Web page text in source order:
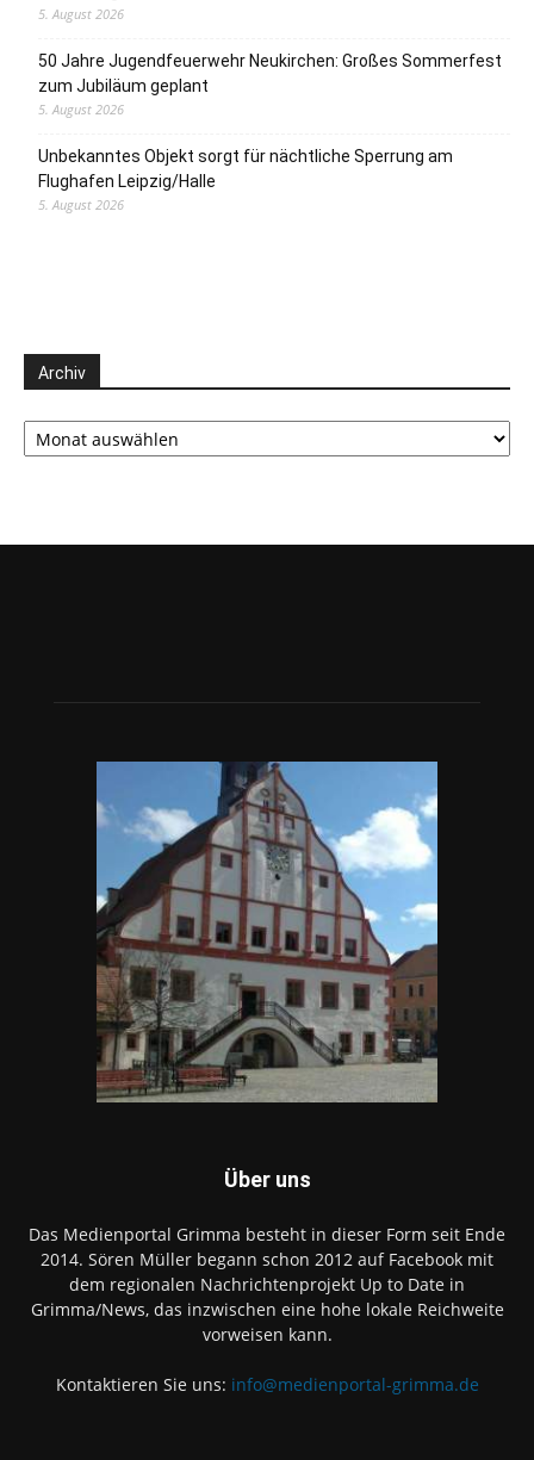
5. August 2026
50 Jahre Jugendfeuerwehr Neukirchen: Großes Sommerfest
zum Jubiläum geplant
5. August 2026
Unbekanntes Objekt sorgt für nächtliche Sperrung am
Flughafen Leipzig/Halle
5. August 2026
Archiv
Archiv
Über uns
Das Medienportal Grimma besteht in dieser Form seit Ende
2014. Sören Müller begann schon 2012 auf Facebook mit
dem regionalen Nachrichtenprojekt Up to Date in
Grimma/News, das inzwischen eine hohe lokale Reichweite
vorweisen kann.
Kontaktieren Sie uns: info@medienportal-grimma.de